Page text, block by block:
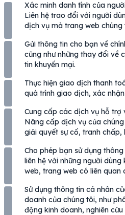
Xác minh danh tính của
Liên hệ trao đổi với người
dịch vụ mà trang web chúng
Gửi thông tin cho bạn về
cũng như những thay đổi về
tin khuyến mại.
Thực hiện giao dịch thanh
quá trình giao dịch, xác
Cung cấp các dịch vụ hỗ trợ
Nâng cấp dịch vụ của
giải quyết sự cố, tranh chấp,
Cho phép bạn sử dụng
liên hệ với những người
web, trang web có liên quan
Sử dụng thông tin cá nhân
doanh của chúng tôi, như
động kinh doanh, nghiên